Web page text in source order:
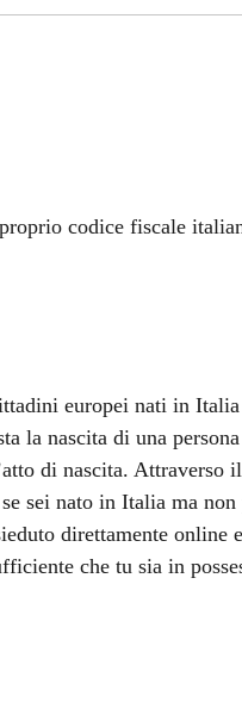
codice fiscale
europei nati in Italia
la nascita di una
di nascita. Attraverso
sei nato in Italia ma
direttamente online e
che tu sia in